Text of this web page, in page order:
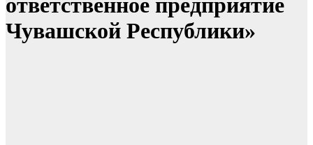
ответственное предприятие
Чувашской Республики»